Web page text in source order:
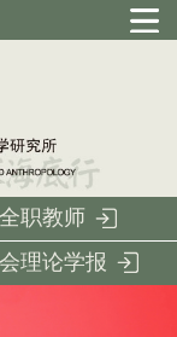
全职教师
理论学报